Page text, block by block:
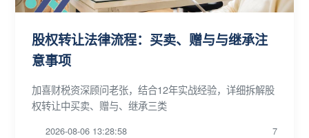
股权转让法律流程：买卖、赠与与继承注
意事项
加喜财税资深顾问老张，结合12年实战经验，详细拆解股
权转让中买卖、赠与、继承三类
2026-08-06 13:28:58 7